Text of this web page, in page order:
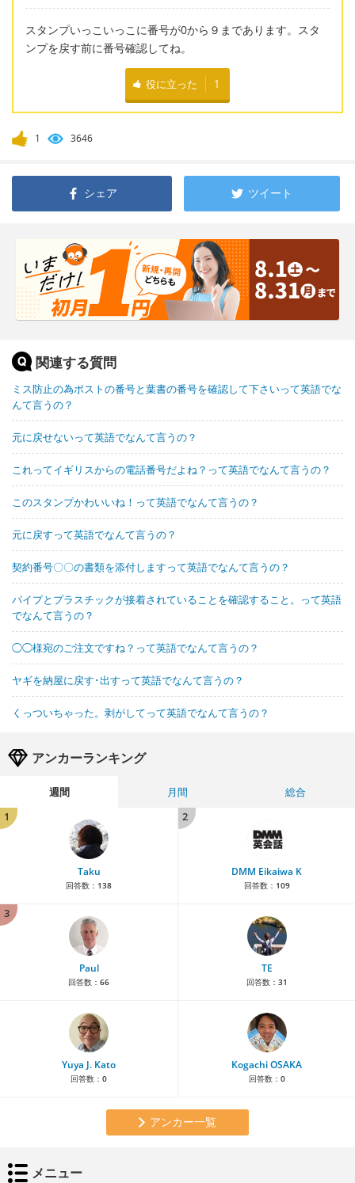
スタンプいっこいっこに番号が0から９まであります。スタ
ンプを戻す前に番号確認してね。
役に立った 1
1 3646
シェア ツイート
関連する質問
ミス防止の為ポストの番号と葉書の番号を確認して下さいって英語でな
んて言うの？
元に戻せないって英語でなんて言うの？
これってイギリスからの電話番号だよね？って英語でなんて言うの？
このスタンプかわいいね！って英語でなんて言うの？
元に戻すって英語でなんて言うの？
契約番号〇〇の書類を添付しますって英語でなんて言うの？
パイプとプラスチックが接着されていることを確認すること。って英語
でなんて言うの？
◯◯様宛のご注文ですね？って英語でなんて言うの？
ヤギを納屋に戻す･出すって英語でなんて言うの？
くっついちゃった。剥がしてって英語でなんて言うの？
アンカーランキング
週間 月間
総合
1
Taku
回答数： 138
2
DMM Eikaiwa K
回答数： 109
3
Paul
回答数： 66
TE
回答数： 31
Yuya J. Kato
回答数： 0
Kogachi OSAKA
回答数： 0
アンカー一覧
メニュー